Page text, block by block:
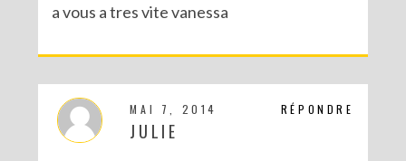
a vous a tres vite vanessa
RÉPONDRE
MAI 7, 2014
JULIE